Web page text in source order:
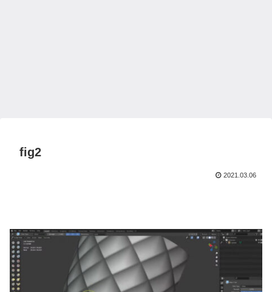
fig2
2021.03.06